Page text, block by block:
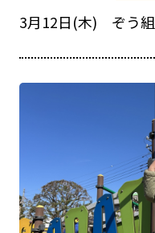
3月12日(木) ぞう組